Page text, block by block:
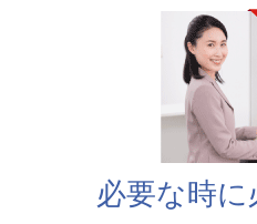
必要な時